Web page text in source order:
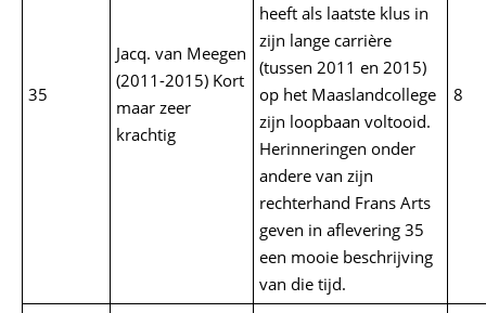
35
Jacq. van Meegen
(2011-2015) Kort
maar zeer
krachtig
heeft als laatste klus in
zijn lange carrière
(tussen 2011 en 2015)
op het Maaslandcollege
zijn loopbaan voltooid.
Herinneringen onder
andere van zijn
rechterhand Frans Arts
geven in aflevering 35
een mooie beschrijving
van die tijd.
8